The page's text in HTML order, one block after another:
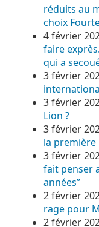
réduits au
choix
4 février
faire
qui a
3 février
3 février
Lion ?
3 février
la première
3 février
fait penser
années”
2 février
rage pour
2 février